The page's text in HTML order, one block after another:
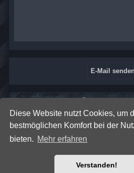
Diese Website nutzt Cookies, um
bestmöglichen Komfort bei der
bieten. Mehr erfahren
Verstanden!
Powered byphpBB® Forum
Deutsche Übersetzung durch